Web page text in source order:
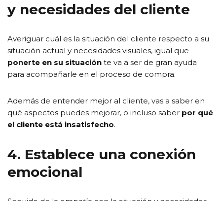
y necesidades del cliente
Averiguar cuál es la situación del cliente respecto a su
situación actual y necesidades visuales, igual que
ponerte en su situación te va a ser de gran ayuda
para acompañarle en el proceso de compra.
Además de entender mejor al cliente, vas a saber en
qué aspectos puedes mejorar, o incluso saber por qué
el cliente está insatisfecho.
4. Establece una conexión
emocional